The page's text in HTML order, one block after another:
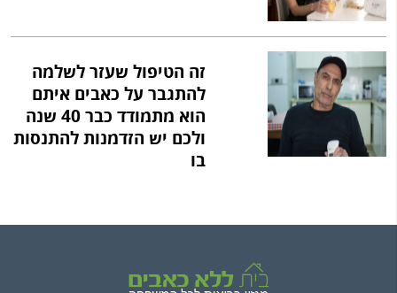
זה הטיפול שעזר לשלמה
להתגבר על כאבים איתם
הוא מתמודד כבר 40 שנה
ולכם יש הזדמנות להתנסות
בו